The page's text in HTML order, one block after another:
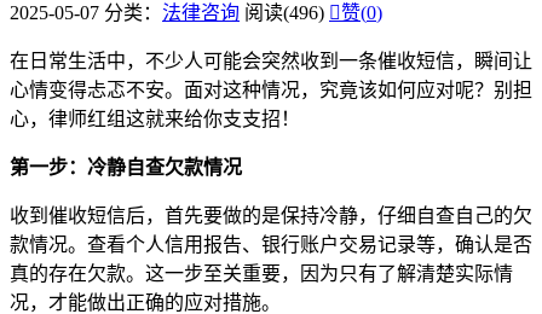
2025-05-07 分类： 法律咨询 阅读(496) 赞(0)
在日常生活中，不少人可能会突然收到一条催收短信，瞬间让
心情变得忐忑不安。面对这种情况，究竟该如何应对呢？别担
心，律师红组这就来给你支支招！
第一步：冷静自查欠款情况
收到催收短信后，首先要做的是保持冷静，仔细自查自己的欠
款情况。查看个人信用报告、银行账户交易记录等，确认是否
真的存在欠款。这一步至关重要，因为只有了解清楚实际情
况，才能做出正确的应对措施。